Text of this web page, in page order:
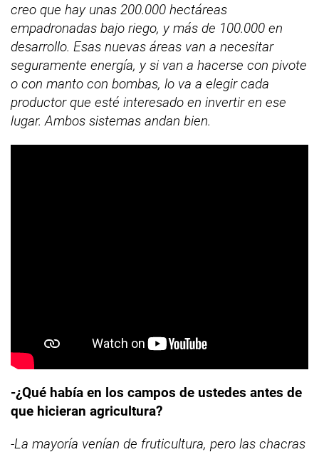
creo que hay unas 200.000 hectáreas
empadronadas bajo riego, y más de 100.000 en
desarrollo. Esas nuevas áreas van a necesitar
seguramente energía, y si van a hacerse con pivote
o con manto con bombas, lo va a elegir cada
productor que esté interesado en invertir en ese
lugar. Ambos sistemas andan bien.
-¿Qué había en los campos de ustedes antes de
que hicieran agricultura?
-La mayoría venían de fruticultura, pero las chacras